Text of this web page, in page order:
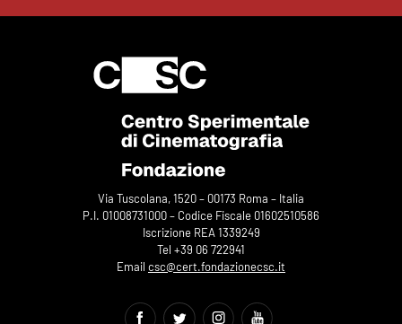
Via Tuscolana, 1520 – 00173 Roma – Italia
P.I. 01008731000 – Codice Fiscale 01602510586
Iscrizione REA 1339249
Tel +39 06 722941
Email csc@cert.fondazionecsc.it